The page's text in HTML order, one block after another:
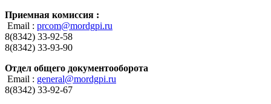
Приемная комиссия :
Email : prcom@mordgpi.ru
8(8342) 33-92-58
8(8342) 33-93-90
Отдел общего документооборота
Email : general@mordgpi.ru
8(8342) 33-92-67